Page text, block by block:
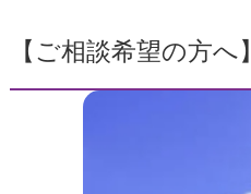
【ご相談希望の方へ】